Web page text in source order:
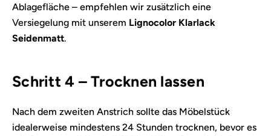
Ablagefläche – empfehlen wir zusätzlich eine
Versiegelung mit unserem Lignocolor Klarlack
Seidenmatt.
Schritt 4 – Trocknen lassen
Nach dem zweiten Anstrich sollte das Möbelstück
idealerweise mindestens 24 Stunden trocknen, bevor es